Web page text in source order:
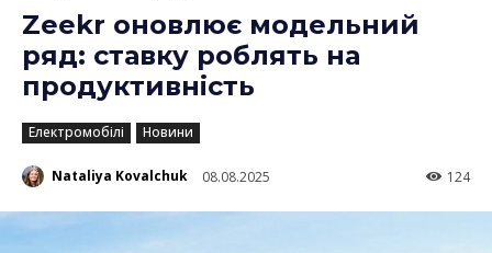
Zeekr оновлює модельний
ряд: ставку роблять на
продуктивність
Електромобілі Новини
Nataliya Kovalchuk 08.08.2025 124